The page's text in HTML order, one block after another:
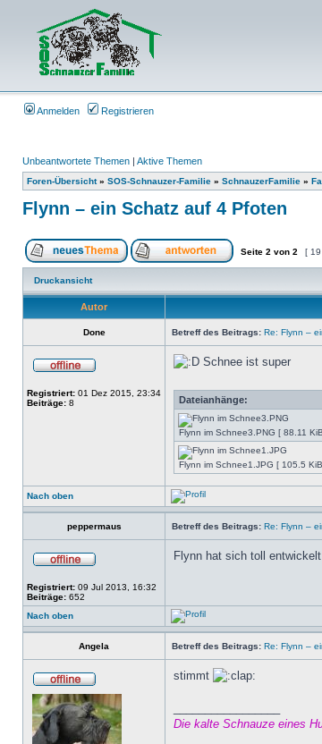
Anmelden Registrieren
Unbeantwortete Themen | Aktive Themen
Foren-Übersicht» SOS-Schnauzer-Familie » SchnauzerFamilie »
Flynn – ein Schatz auf 4 Pfoten
Seite 2 von 2 [
Druckansicht
Autor
Done Betreff des Beitrags: Re: Flynn –
Registriert: 01 Dez 2015, 23:34
Beiträge: 8
Schnee ist super
Dateianhänge:
Flynn im Schnee3.PNG [ 88.11
Flynn im Schnee1.JPG [ 105.5
Nach oben
peppermaus Betreff des Beitrags: Re: Flynn –
Registriert: 09 Jul 2013, 16:32
Beiträge: 652
Flynn hat sich toll entwickelt
Nach oben
Angela Betreff des Beitrags: Re: Flynn –
stimmt
Die kalte Schnauze eines